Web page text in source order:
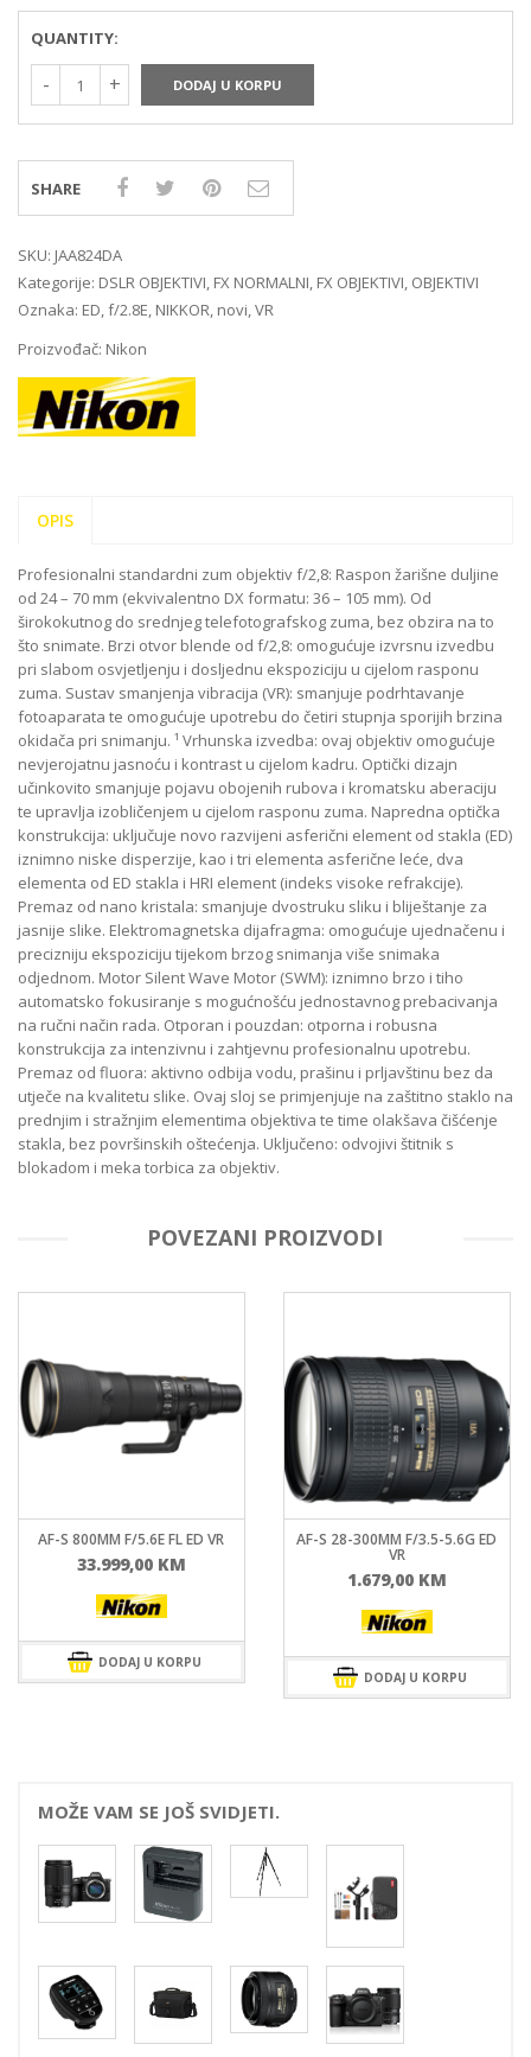
QUANTITY:
DODAJ U KORPU
SHARE
SKU: JAA824DA
Kategorije: DSLR OBJEKTIVI, FX NORMALNI, FX OBJEKTIVI, OBJEKTIVI
Oznaka: ED,f/2.8E, NIKKOR, novi,VR
Proizvođač: Nikon
OPIS
Profesionalni standardni zum objektiv f/2,8: Raspon žarišne duljine
od 24 – 70 mm (ekvivalentno DX formatu: 36 – 105 mm). Od
širokokutnog do srednjeg telefotografskog zuma, bez obzira na to
što snimate. Brzi otvor blende od f/2,8: omogućuje izvrsnu izvedbu
pri slabom osvjetljenju i dosljednu ekspoziciju u cijelom rasponu
zuma. Sustav smanjenja vibracija (VR): smanjuje podrhtavanje
fotoaparata te omogućuje upotrebu do četiri stupnja sporijih brzina
okidača pri snimanju. ¹ Vrhunska izvedba: ovaj objektiv omogućuje
nevjerojatnu jasnoću i kontrast u cijelom kadru. Optički dizajn
učinkovito smanjuje pojavu obojenih rubova i kromatsku aberaciju
te upravlja izobličenjem u cijelom rasponu zuma. Napredna optička
konstrukcija: uključuje novo razvijeni asferični element od stakla (ED)
iznimno niske disperzije, kao i tri elementa asferične leće, dva
elementa od ED stakla i HRI element (indeks visoke refrakcije).
Premaz od nano kristala: smanjuje dvostruku sliku i bliještanje za
jasnije slike. Elektromagnetska dijafragma: omogućuje ujednačenu i
precizniju ekspoziciju tijekom brzog snimanja više snimaka
odjednom. Motor Silent Wave Motor (SWM): iznimno brzo i tiho
automatsko fokusiranje s mogućnošću jednostavnog prebacivanja
na ručni način rada. Otporan i pouzdan: otporna i robusna
konstrukcija za intenzivnu i zahtjevnu profesionalnu upotrebu.
Premaz od fluora: aktivno odbija vodu, prašinu i prljavštinu bez da
utječe na kvalitetu slike. Ovaj sloj se primjenjuje na zaštitno staklo na
prednjim i stražnjim elementima objektiva te time olakšava čišćenje
stakla, bez površinskih oštećenja. Uključeno: odvojivi štitnik s
blokadom i meka torbica za objektiv.
POVEZANI PROIZVODI
AF-S 800MM F/5.6E FL ED VR
33.999,00 KM
DODAJ U KORPU
AF-S 28-300MM F/3.5-5.6G ED
VR
1.679,00 KM
DODAJ U KORPU
MOŽE VAM SE JOŠ SVIDJETI.